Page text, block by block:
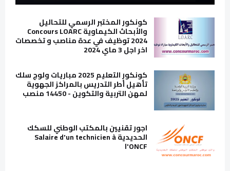
كونكور المختبر الرسمي للتحاليل
والأبحاث الكيماوية Concours LOARC
2024 توظيف في عدة مناصب و تخصصات
اخر اجل 3 ماي 2024
كونكور التعليم 2025 مباريات ولوج سلك
تأهيل أطر التدريس بالمراكز الجهوية
لمهن التربية والتكوين - 14450 منصب
اجور تقنيين بالمكتب الوطني للسكك
الحديدية Salaire d'un technicien à
l'ONCF